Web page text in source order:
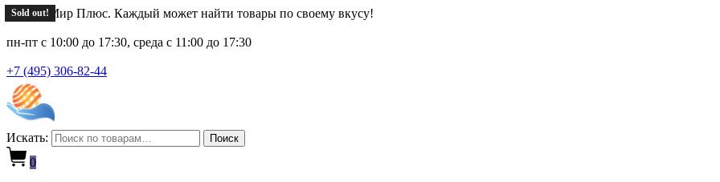
Новый Мир Плюс. Каждый может найти товары по своему вкусу!
пн-пт с 10:00 до 17:30, среда с 11:00 до 17:30
+7 (495) 306-82-44
Искать: Поиск
0
Sold out!
Sold out!
Sold out!
Sold out!